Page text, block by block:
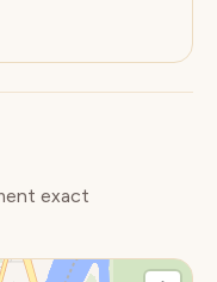
exact